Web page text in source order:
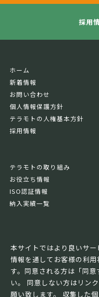
本サイトではより良いサ
情報を通してお客様の利
す。同意される方は「同
い。 同意しない方はリン
願い致します。 収集した
採用
ホーム
新着情報
お問い合わせ
個人情報保護方針
テラモトの人権基本方針
採用情報
テラモトの取り組み
お役立ち情報
ISO認証情報
納入実績一覧